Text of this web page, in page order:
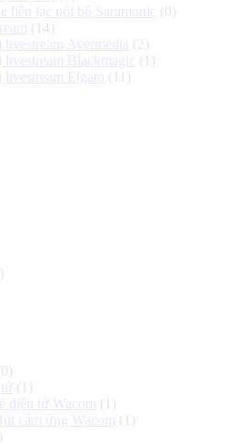
liên lạc nội bộ Saramonic (0)
(14)
livestream Avermedia (2)
livestream Blackmagic (1)
livestream Elgato (11)
(1)
điện tử Wacom (1)
cảm ứng Wacom (1)